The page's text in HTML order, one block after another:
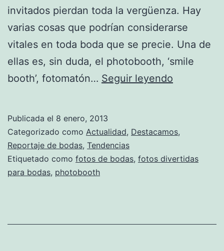
invitados pierdan toda la vergüenza. Hay
varias cosas que podrían considerarse
vitales en toda boda que se precie. Una de
ellas es, sin duda, el photobooth, ‘smile
booth’, fotomatón… Seguir leyendo
un
Publicada el 8 enero, 2013
Categorizado como Actualidad, Destacamos,
Reportaje de bodas, Tendencias
Etiquetado como fotos de bodas, fotos divertidas
para bodas, photobooth